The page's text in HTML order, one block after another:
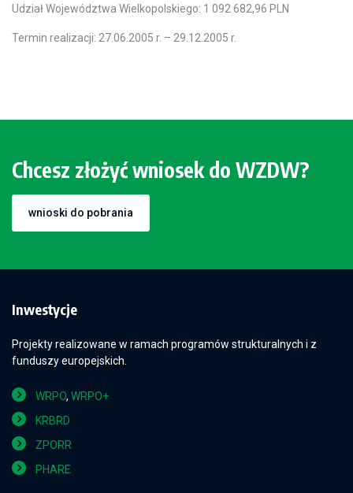
Udział Województwa Wielkopolskiego: 1 092 682,96 PLN
Termin realizacji: 27.06.2005 r. – 29.12.2005 r.
Chcesz złożyć wniosek do WZDW?
wnioski do pobrania
Inwestycje
Projekty realizowane w ramach programów strukturalnych i z
funduszy europejskich.
WRPO, WRPO+
KRBRD
ZPORR
PHARE